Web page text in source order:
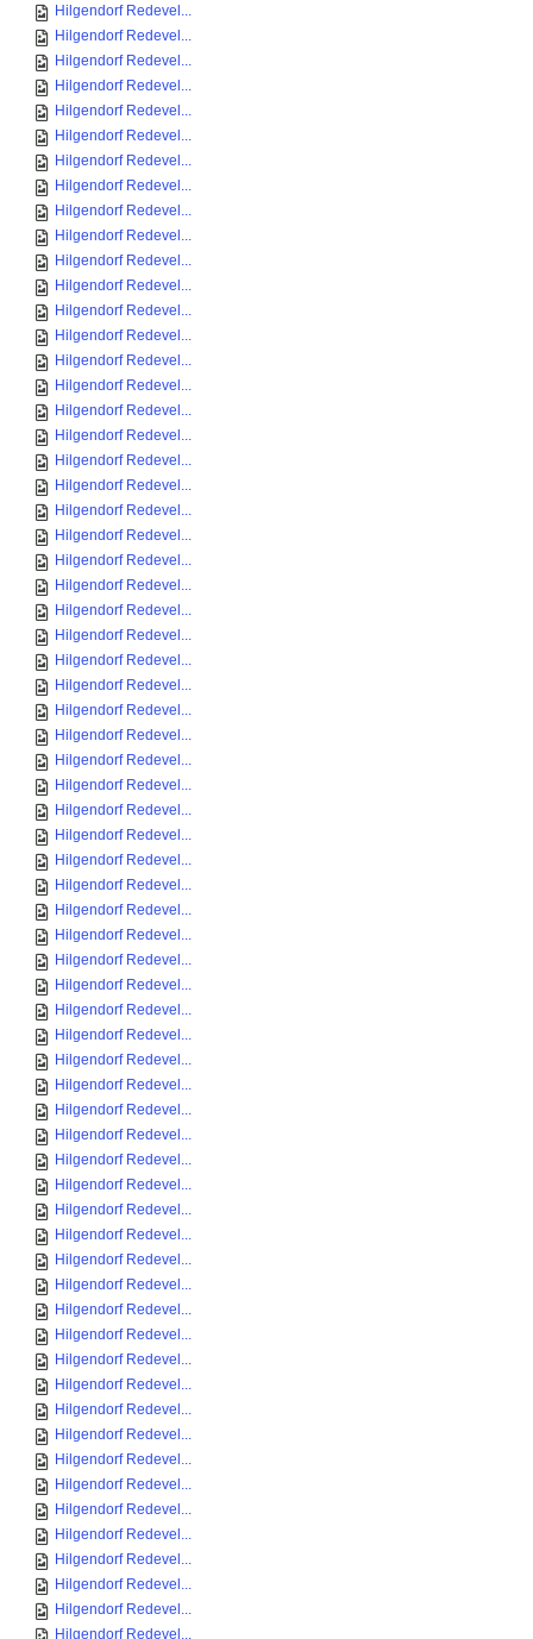
Hilgendorf Redevel...
Hilgendorf Redevel...
Hilgendorf Redevel...
Hilgendorf Redevel...
Hilgendorf Redevel...
Hilgendorf Redevel...
Hilgendorf Redevel...
Hilgendorf Redevel...
Hilgendorf Redevel...
Hilgendorf Redevel...
Hilgendorf Redevel...
Hilgendorf Redevel...
Hilgendorf Redevel...
Hilgendorf Redevel...
Hilgendorf Redevel...
Hilgendorf Redevel...
Hilgendorf Redevel...
Hilgendorf Redevel...
Hilgendorf Redevel...
Hilgendorf Redevel...
Hilgendorf Redevel...
Hilgendorf Redevel...
Hilgendorf Redevel...
Hilgendorf Redevel...
Hilgendorf Redevel...
Hilgendorf Redevel...
Hilgendorf Redevel...
Hilgendorf Redevel...
Hilgendorf Redevel...
Hilgendorf Redevel...
Hilgendorf Redevel...
Hilgendorf Redevel...
Hilgendorf Redevel...
Hilgendorf Redevel...
Hilgendorf Redevel...
Hilgendorf Redevel...
Hilgendorf Redevel...
Hilgendorf Redevel...
Hilgendorf Redevel...
Hilgendorf Redevel...
Hilgendorf Redevel...
Hilgendorf Redevel...
Hilgendorf Redevel...
Hilgendorf Redevel...
Hilgendorf Redevel...
Hilgendorf Redevel...
Hilgendorf Redevel...
Hilgendorf Redevel...
Hilgendorf Redevel...
Hilgendorf Redevel...
Hilgendorf Redevel...
Hilgendorf Redevel...
Hilgendorf Redevel...
Hilgendorf Redevel...
Hilgendorf Redevel...
Hilgendorf Redevel...
Hilgendorf Redevel...
Hilgendorf Redevel...
Hilgendorf Redevel...
Hilgendorf Redevel...
Hilgendorf Redevel...
Hilgendorf Redevel...
Hilgendorf Redevel...
Hilgendorf Redevel...
Hilgendorf Redevel...
Hilgendorf Redevel...